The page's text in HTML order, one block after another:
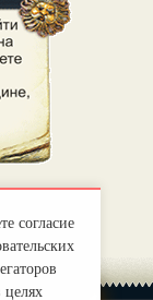
согласие
целях